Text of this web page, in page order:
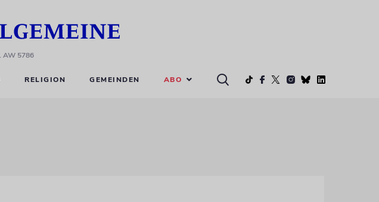
AW 5786
RELIGION GEMEINDEN ABO